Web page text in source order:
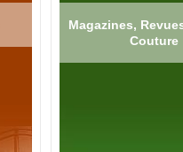
Magazines,
Couture